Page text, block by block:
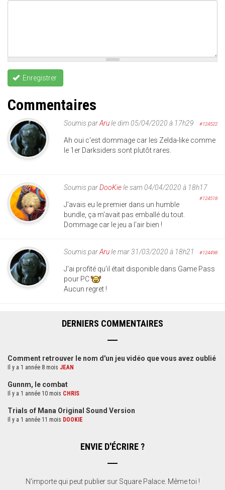
Enregistrer
Commentaires
Soumis parArule dim 05/04/2020 à 17h29 #124522
Ah oui c'est dommage car les Zelda-like comme
le 1er Darksiders sont plutôt rares.
Soumis parDooKiele sam 04/04/2020 à 18h17
#124518
J'avais eu le premier dans un humble
bundle, ça m'avait pas emballé du tout.
Dommage car le jeu a l'air bien !
Soumis parArule mar 31/03/2020 à 18h21 #124498
J'ai profité qu'il était disponible dans Game Pass
pour PC
Aucun regret !
DERNIERS COMMENTAIRES
Comment retrouver le nom d'un jeu vidéo que vous avez oublié
Il y a 1 année 8 mois JEAN
Gunnm, le combat
Il y a 1 année 10 mois CHRIS
Trials of Mana Original Sound Version
Il y a 1 année 11 mois DOOKIE
ENVIE D'ÉCRIRE ?
N'importe qui peut publier sur Square Palace. Même toi !